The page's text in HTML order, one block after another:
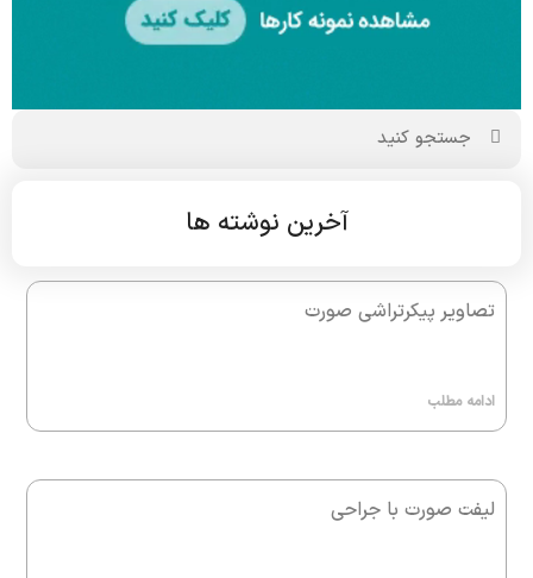
آخرین نوشته ها
تصاویر پیکرتراشی صورت
ادامه مطلب
لیفت صورت با جراحی